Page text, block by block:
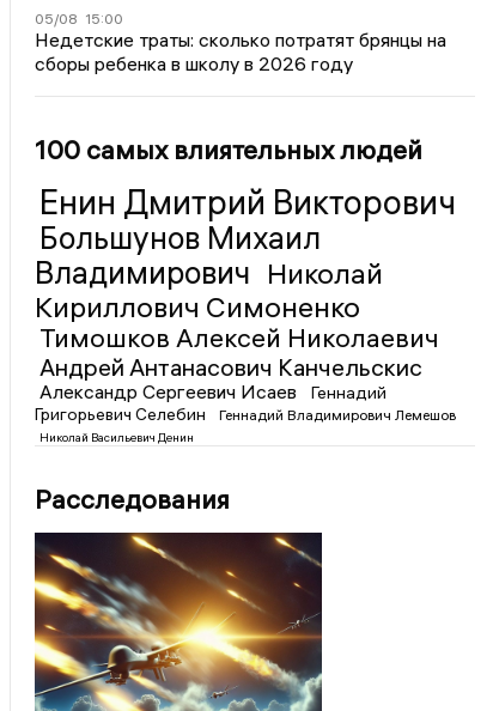
05/08 15:00
Недетские траты: сколько потратят брянцы на
сборы ребенка в школу в 2026 году
100 самых влиятельных людей
Енин Дмитрий Викторович
Большунов Михаил
Владимирович Николай
Кириллович Симоненко
Тимошков Алексей Николаевич
Андрей Антанасович Канчельскис
Александр Сергеевич Исаев
Геннадий
Григорьевич Селебин
Геннадий Владимирович Лемешов
Николай Васильевич Денин
Расследования